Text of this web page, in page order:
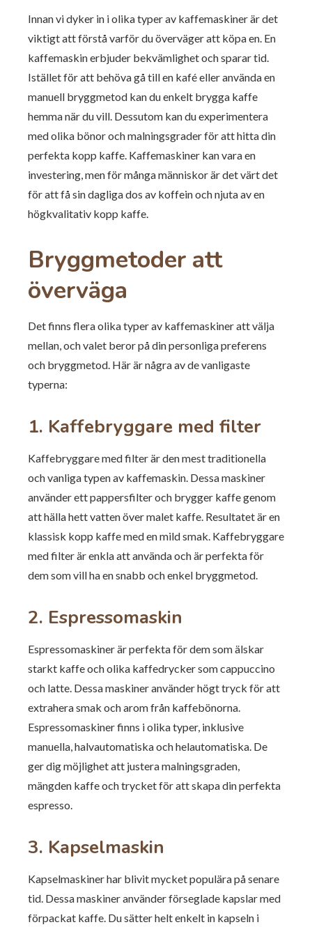
Innan vi dyker in i olika typer av kaffemaskiner är det
viktigt att förstå varför du överväger att köpa en. En
kaffemaskin erbjuder bekvämlighet och sparar tid.
Istället för att behöva gå till en kafé eller använda en
manuell bryggmetod kan du enkelt brygga kaffe
hemma när du vill. Dessutom kan du experimentera
med olika bönor och malningsgrader för att hitta din
perfekta kopp kaffe. Kaffemaskiner kan vara en
investering, men för många människor är det värt det
för att få sin dagliga dos av koffein och njuta av en
högkvalitativ kopp kaffe.
Bryggmetoder att
överväga
Det finns flera olika typer av kaffemaskiner att välja
mellan, och valet beror på din personliga preferens
och bryggmetod. Här är några av de vanligaste
typerna:
1. Kaffebryggare med filter
Kaffebryggare med filter är den mest traditionella
och vanliga typen av kaffemaskin. Dessa maskiner
använder ett pappersfilter och brygger kaffe genom
att hälla hett vatten över malet kaffe. Resultatet är en
klassisk kopp kaffe med en mild smak. Kaffebryggare
med filter är enkla att använda och är perfekta för
dem som vill ha en snabb och enkel bryggmetod.
2. Espressomaskin
Espressomaskiner är perfekta för dem som älskar
starkt kaffe och olika kaffedrycker som cappuccino
och latte. Dessa maskiner använder högt tryck för att
extrahera smak och arom från kaffebönorna.
Espressomaskiner finns i olika typer, inklusive
manuella, halvautomatiska och helautomatiska. De
ger dig möjlighet att justera malningsgraden,
mängden kaffe och trycket för att skapa din perfekta
espresso.
3. Kapselmaskin
Kapselmaskiner har blivit mycket populära på senare
tid. Dessa maskiner använder förseglade kapslar med
förpackat kaffe. Du sätter helt enkelt in kapseln i